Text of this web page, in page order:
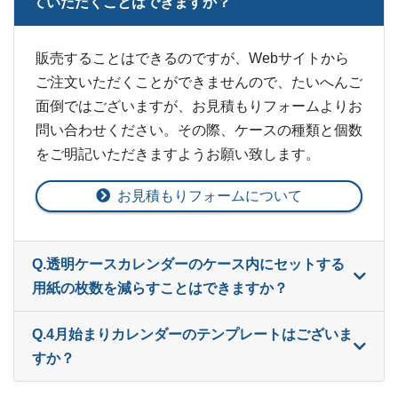
販売することはできるのですが、Webサイトから
ご注文いただくことができませんので、たいへんご
面倒ではございますが、お見積もりフォームよりお
問い合わせください。その際、ケースの種類と個数
をご明記いただきますようお願い致します。
お見積もりフォームについて
Q.透明ケースカレンダーのケース内にセットする
用紙の枚数を減らすことはできますか？
Q.4月始まりカレンダーのテンプレートはございま
すか？